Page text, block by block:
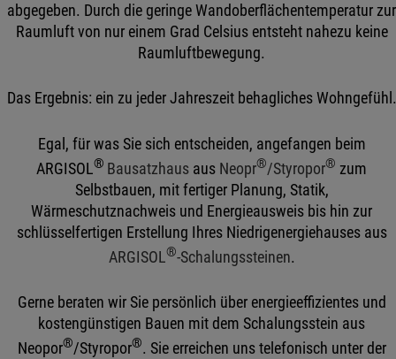
abgegeben. Durch die geringe Wandoberflächentemperatur zur
Raumluft von nur einem Grad Celsius entsteht nahezu keine
Raumluftbewegung.
Das Ergebnis: ein zu jeder Jahreszeit behagliches Wohngefühl.
Egal, für was Sie sich entscheiden, angefangen beim
ARGISOL® Bausatzhaus aus Neopr®/Styropor® zum
Selbstbauen, mit fertiger Planung, Statik,
Wärmeschutznachweis und Energieausweis bis hin zur
schlüsselfertigen Erstellung Ihres Niedrigenergiehauses aus
ARGISOL®-Schalungssteinen.
Gerne beraten wir Sie persönlich über energieeffizientes und
kostengünstigen Bauen mit dem Schalungsstein aus
Neopor®/Styropor®. Sie erreichen uns telefonisch unter der